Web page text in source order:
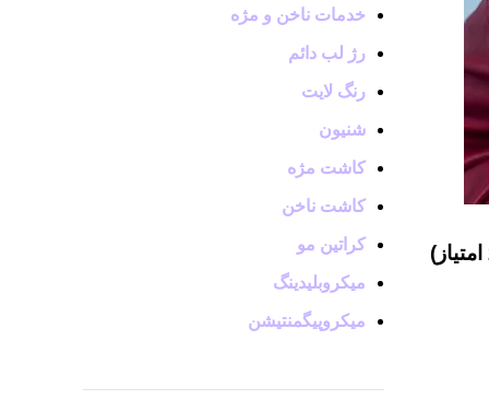
خدمات ناخن و مژه
رژ لب دائم
رنگ لایت
شنیون
کاشت مژه
کاشت ناخن
کراتین مو
میکروبلیدینگ
میکروپیگمنتیشن